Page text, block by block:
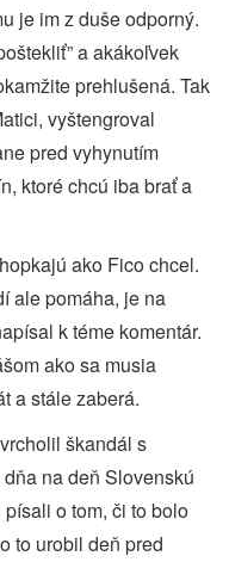
je im z duše odporný.
a akákoľvek
prehlušená. Tak
vyštengroval
pred vyhynutím
ktoré chcú iba brať a
ako Fico chcel.
ale pomáha, je na
k téme komentár.
ako sa musia
a stále zaberá.
škandál s
na deň Slovenskú
o tom, či to bolo
to urobil deň pred